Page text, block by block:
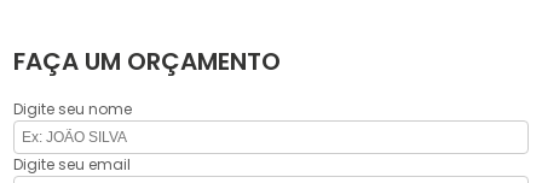
FAÇA UM ORÇAMENTO
Digite seu nome
Digite seu email